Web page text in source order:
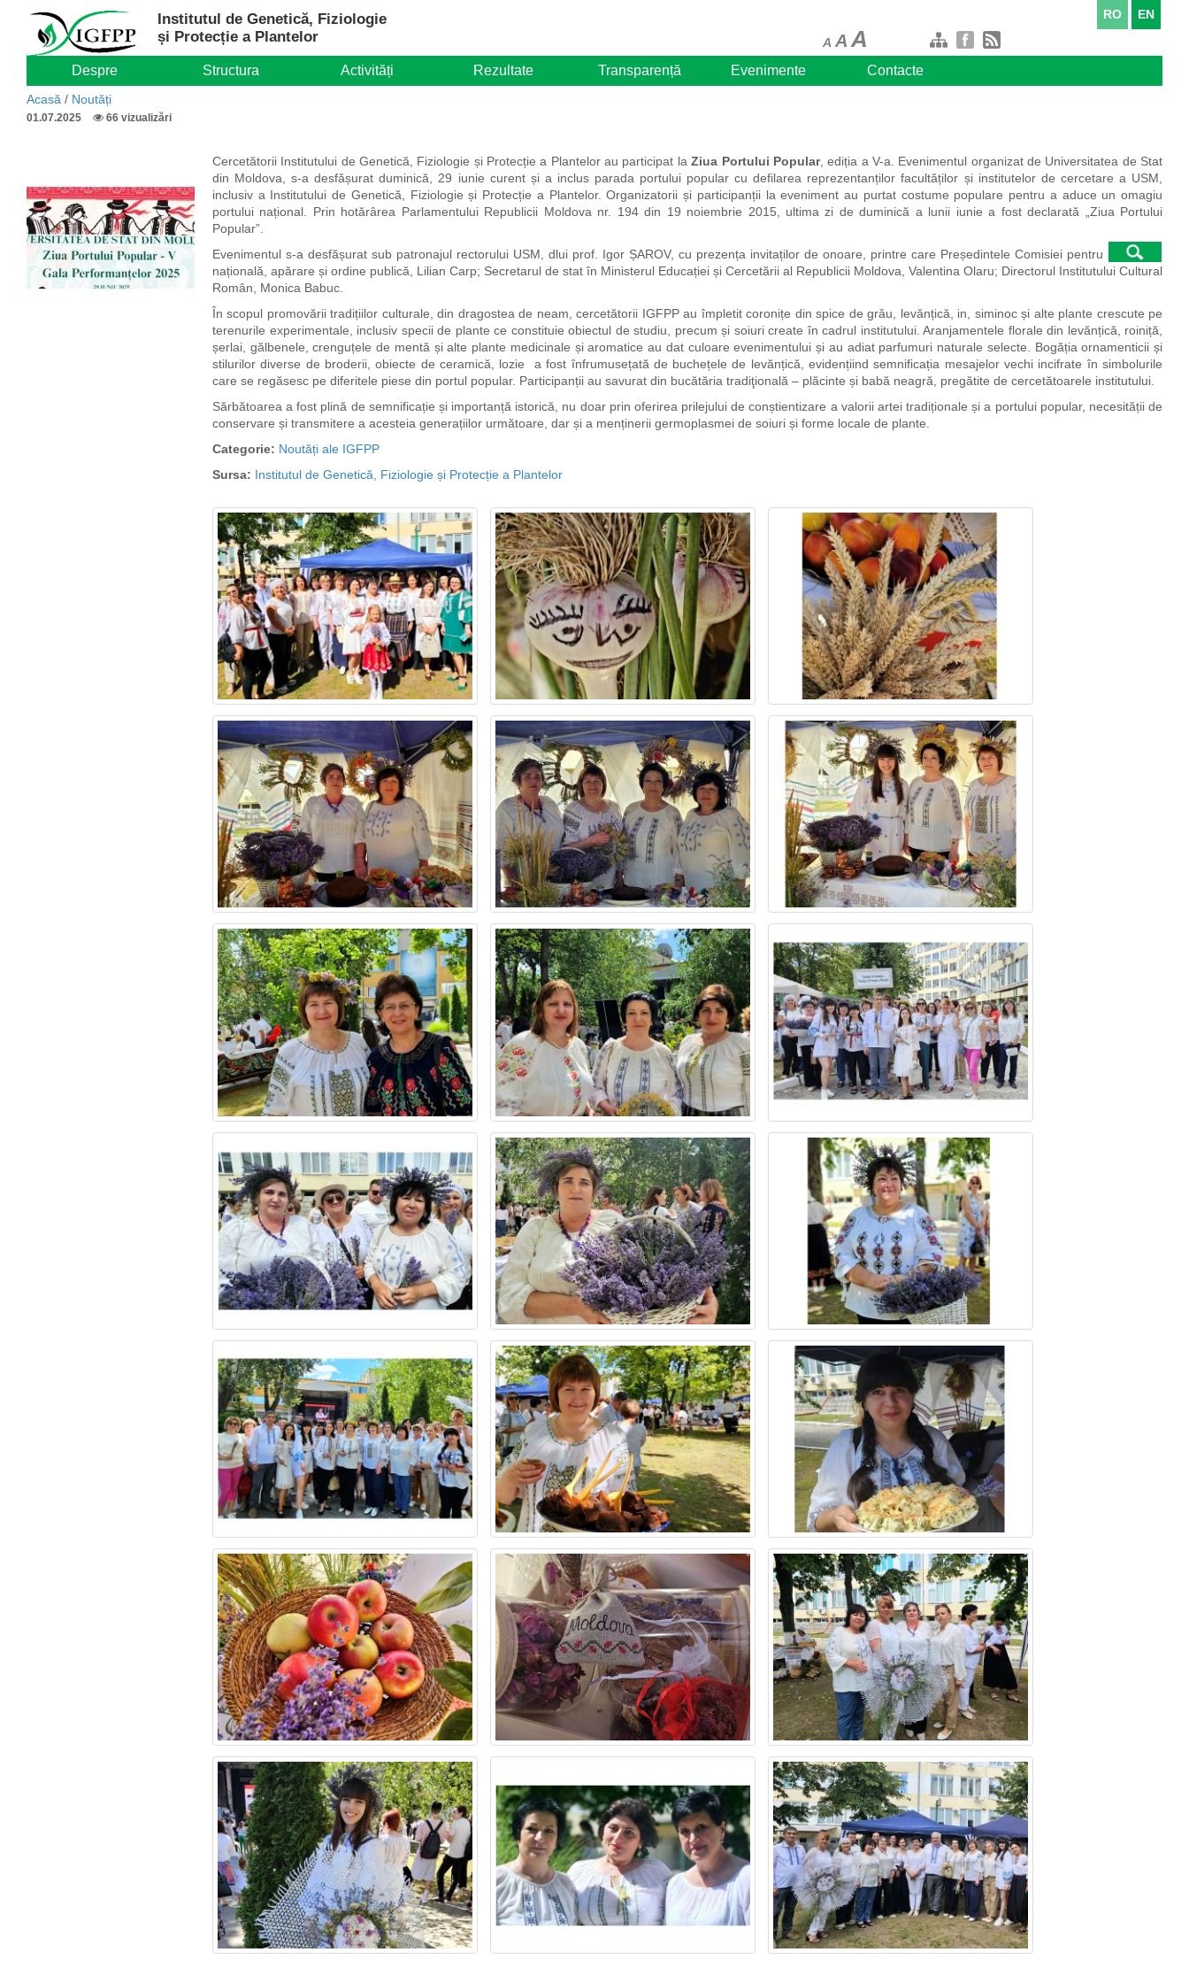
conţinutul
principal
Institutul de Genetică, Fiziologie
și Protecție a Plantelor
RO
EN
A A A
Despre Structura Activități Rezultate Transparență Evenimente Contacte
Acasă / Noutăți
01.07.2025 66 vizualizări
Cercetătorii Institutului de Genetică, Fiziologie și Protecție a Plantelor au participat laZiua Portului Popular, ediția a V-a. Evenimentul organizat de Universitatea de Stat
din Moldova, s-a desfășurat duminică, 29 iunie curent și a inclus parada portului popular cu defilarea reprezentanților facultăților și institutelor de cercetare a USM,
inclusiv a Institutului de Genetică, Fiziologie și Protecție a Plantelor. Organizatorii și participanții la eveniment au purtat costume populare pentru a aduce un omagiu
portului național. Prin hotărârea Parlamentului Republicii Moldova nr. 194 din 19 noiembrie 2015, ultima zi de duminică a lunii iunie a fost declarată „Ziua Portului
Popular”.
Evenimentul s-a desfășurat sub patronajul rectorului USM, dlui prof. Igor ȘAROV, cu prezența invitaților de onoare, printre care Președintele Comisiei pentru securitate
națională, apărare și ordine publică, Lilian Carp; Secretarul de stat în Ministerul Educației și Cercetării al Republicii Moldova, Valentina Olaru; Directorul Institutului Cultural
Român, Monica Babuc.
În scopul promovării tradițiilor culturale, din dragostea de neam, cercetătorii IGFPP au împletit coronițe din spice de grâu, levănțică, in, siminoc și alte plante crescute pe
terenurile experimentale, inclusiv specii de plante ce constituie obiectul de studiu, precum și soiuri create în cadrul institutului. Aranjamentele florale din levănțică, roiniță,
șerlai, gălbenele, crenguțele de mentă și alte plante medicinale și aromatice au dat culoare evenimentului și au adiat parfumuri naturale selecte. Bogăția ornamenticii și
stilurilor diverse de broderii, obiecte de ceramică, lozie a fost înfrumusețată de buchețele de levănțică, evidențiind semnificația mesajelor vechi incifrate în simbolurile
care se regăsesc pe diferitele piese din portul popular. Participanții au savurat din bucătăria tradiţională – plăcinte și babă neagră, pregătite de cercetătoarele institutului.
Sărbătoarea a fost plină de semnificație și importanță istorică, nu doar prin oferirea prilejului de conștientizare a valorii artei tradiționale și a portului popular, necesității de
conservare și transmitere a acesteia generațiilor următoare, dar și a menținerii germoplasmei de soiuri și forme locale de plante.
Categorie: Noutăți ale IGFPP
Sursa: Institutul de Genetică, Fiziologie și Protecție a Plantelor